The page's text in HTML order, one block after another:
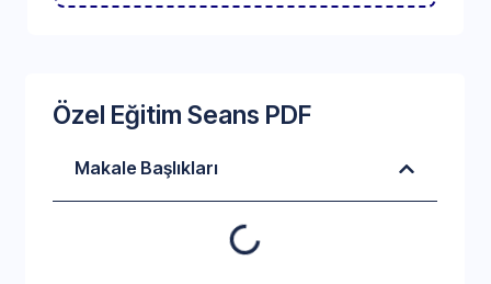
Özel Eğitim Seans PDF
Makale Başlıkları